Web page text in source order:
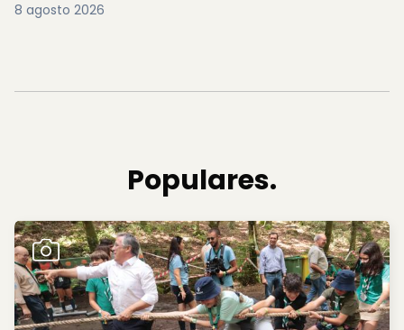
8 agosto 2026
Populares.